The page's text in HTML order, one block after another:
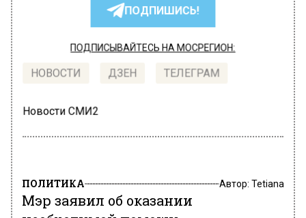
ПОДПИШИСЬ!
ПОДПИСЫВАЙТЕСЬ НА МОСРЕГИОН:
НОВОСТИ ДЗЕН ТЕЛЕГРАМ
Новости СМИ2
ПОЛИТИКА Автор: Tetiana
Мэр заявил об оказании